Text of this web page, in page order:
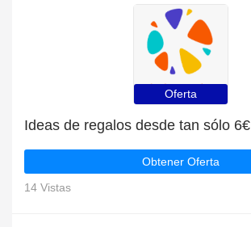
Oferta
Ideas de regalos desde tan sólo 6€
Obtener Oferta
14 Vistas